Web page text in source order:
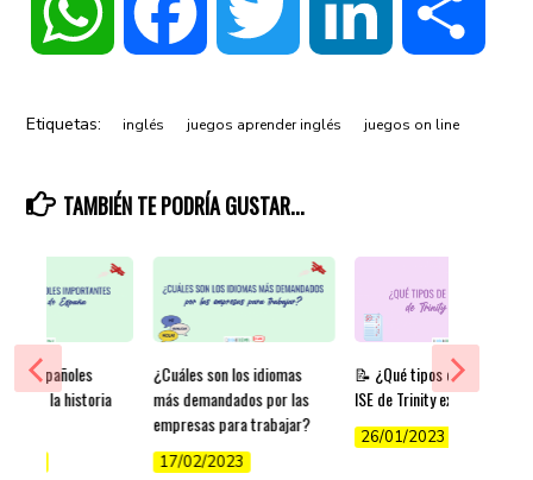
WhatsApp Facebook Twitter LinkedIn
Etiquetas: inglés juegos aprender inglés juegos on line
TAMBIÉN TE PODRÍA GUSTAR...
¿Cuáles son los idiomas
más demandados por las
empresas para trabajar?
17/02/2023
📝 ¿Qué tipos de exámenes
ISE de Trinity existen?
26/01/2023
españoles
en la historia